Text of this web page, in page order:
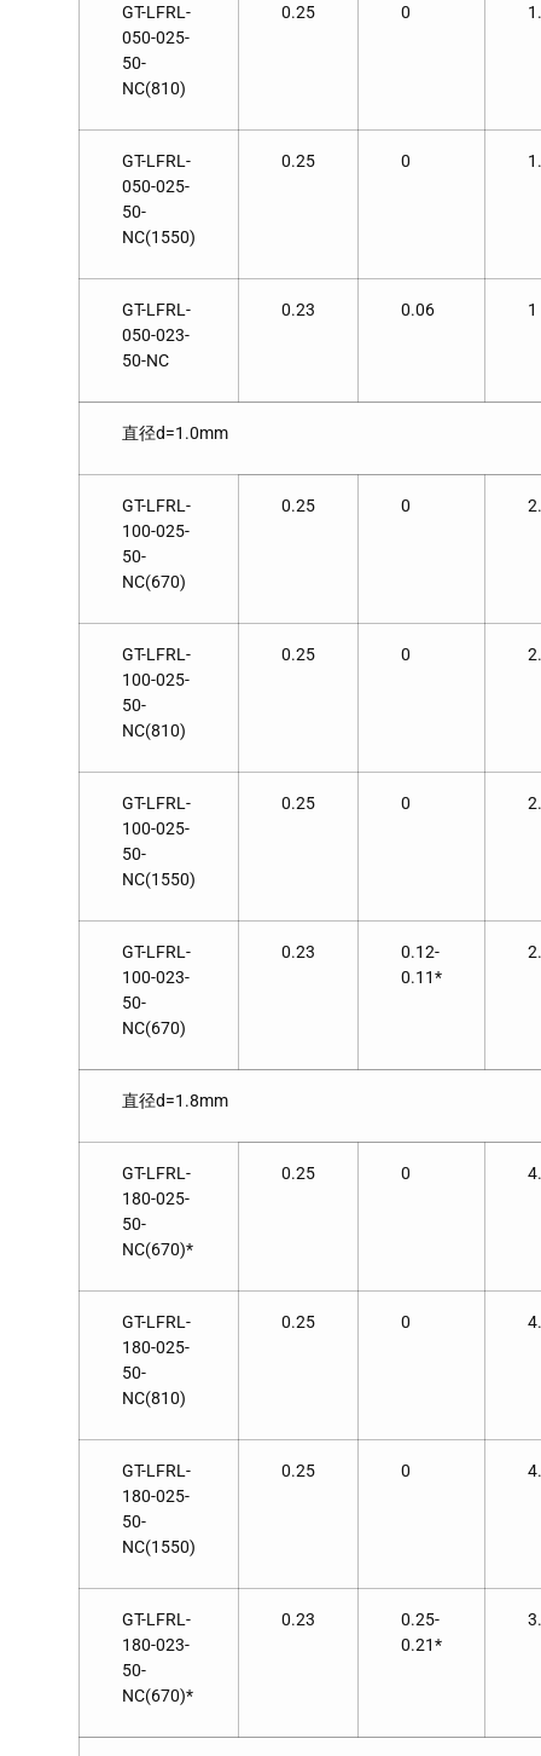
GT-LFRL-
050-025-
50-
NC(810)
0.25 0
GT-LFRL-
050-025-
50-
NC(1550)
0.25 0
GT-LFRL-
050-023-
50-NC
0.23 0.06 1
直径d=1.0mm
GT-LFRL-
100-025-
50-
NC(670)
0.25 0
GT-LFRL-
100-025-
50-
NC(810)
0.25 0
GT-LFRL-
100-025-
50-
NC(1550)
0.25 0
GT-LFRL-
100-023-
50-
NC(670)
0.23
0.12-
0.11*
直径d=1.8mm
GT-LFRL-
180-025-
50-
NC(670)*
0.25 0
GT-LFRL-
180-025-
50-
NC(810)
0.25 0
GT-LFRL-
180-025-
50-
NC(1550)
0.25 0
GT-LFRL-
180-023-
50-
NC(670)*
0.23
0.25-
0.21*